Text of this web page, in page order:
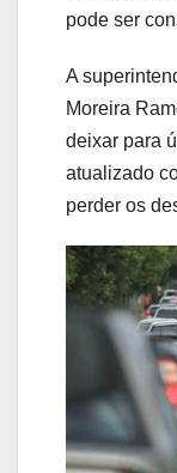
pode ser
A
Moreira
deixar para
atualizado
perder os